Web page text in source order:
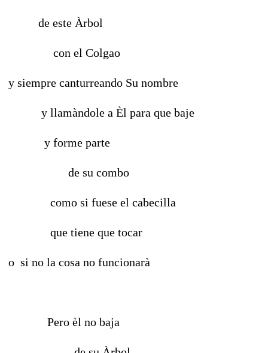
de este Àrbol
con el Colgao
y siempre canturreando Su nombre
y llamàndole a Èl para que baje
y forme parte
de su combo
como si fuese el cabecilla
que tiene que tocar
o si no la cosa no funcionarà
Pero èl no baja